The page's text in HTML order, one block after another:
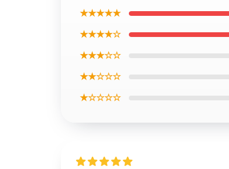
★★★★★
★★★★☆
★★★☆☆
★★☆☆☆
★☆☆☆☆